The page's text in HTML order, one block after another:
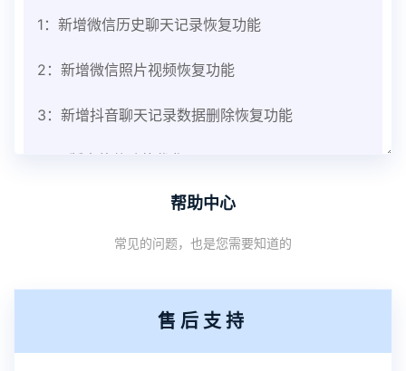
1：新增微信历史聊天记录恢复功能
2：新增微信照片视频恢复功能
3：新增抖音聊天记录数据删除恢复功能
1：优化监控终端从当前监控界面切换其他被控端手
机设备响应慢问题
帮助中心
常见的问题，也是您需要知道的
售后支持